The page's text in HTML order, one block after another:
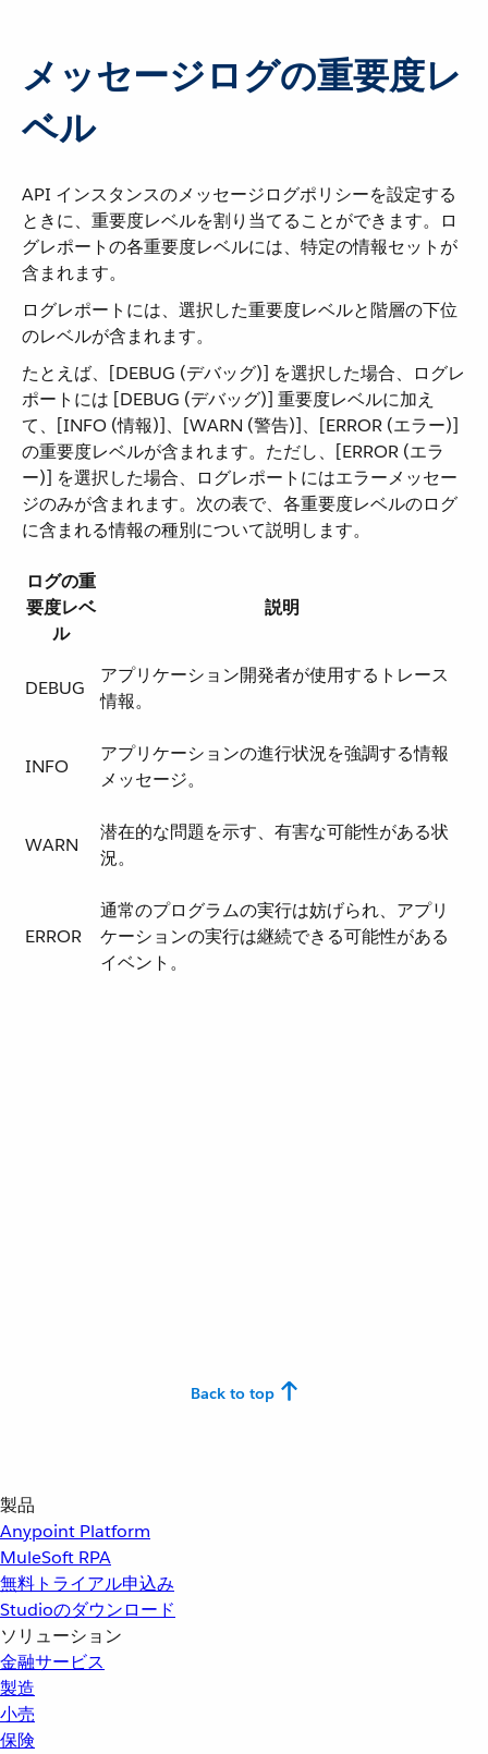
メッセージログの重要度レ
ベル
API インスタンスのメッセージログポリシーを設定する
ときに、重要度レベルを割り当てることができます。ロ
グレポートの各重要度レベルには、特定の情報セットが
含まれます。
ログレポートには、選択した重要度レベルと階層の下位
のレベルが含まれます。
たとえば、[DEBUG (デバッグ)] を選択した場合、ログレ
ポートには [DEBUG (デバッグ)] 重要度レベルに加え
て、[INFO (情報)]、[WARN (警告)]、[ERROR (エラー)]
の重要度レベルが含まれます。ただし、[ERROR (エラ
ー)] を選択した場合、ログレポートにはエラーメッセー
ジのみが含まれます。次の表で、各重要度レベルのログ
に含まれる情報の種別について説明します。
ログの重
要度レベ
ル
説明
DEBUG
アプリケーション開発者が使用するトレース
情報。
INFO
アプリケーションの進行状況を強調する情報
メッセージ。
WARN
潜在的な問題を示す、有害な可能性がある状
況。
ERROR
通常のプログラムの実行は妨げられ、アプリ
ケーションの実行は継続できる可能性がある
イベント。
Back to top
製品
Anypoint Platform
MuleSoft RPA
無料トライアル申込み
Studioのダウンロード
ソリューション
金融サービス
製造
小売
保険